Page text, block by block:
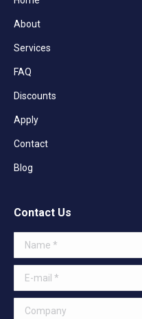
About
Services
FAQ
Discounts
Apply
Contact
Blog
Contact Us
Name *
E-mail *
Company